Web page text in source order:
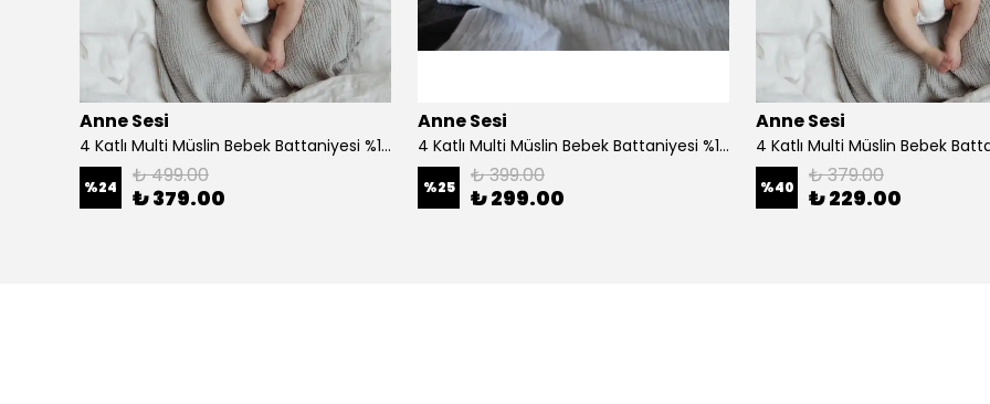
Anne Sesi
4 Katlı Multi Müslin Bebek Battaniyesi %100 Organik Pamuk 100x100 cm
%24 ₺ 499.00
₺ 379.00
Anne Sesi
4 Katlı Multi Müslin Bebek Battaniyesi %100 Organik Pamuk 70x100 cm
%25 ₺ 399.00
₺ 299.00
Anne Sesi
%40 ₺ 379.00
₺ 229.00